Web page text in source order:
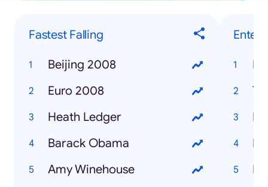
Fastest Falling
Beijing 2008
Euro 2008
Heath Ledger
Barack Obama
Amy Winehouse